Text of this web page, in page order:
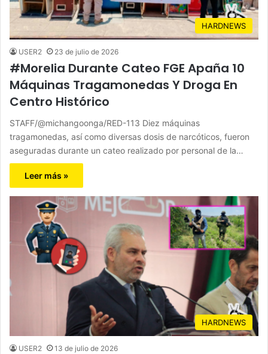
HARDNEWS
USER2 23 de julio de 2026
#Morelia Durante Cateo FGE Apaña 10
Máquinas Tragamonedas Y Droga En
Centro Histórico
STAFF/@michangoonga/RED-113 Diez máquinas
tragamonedas, así como diversas dosis de narcóticos, fueron
aseguradas durante un cateo realizado por personal de la…
Leer más »
HARDNEWS
USER2 13 de julio de 2026